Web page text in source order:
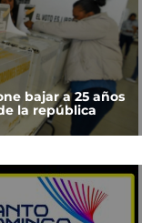
bajar a 25 años
la república